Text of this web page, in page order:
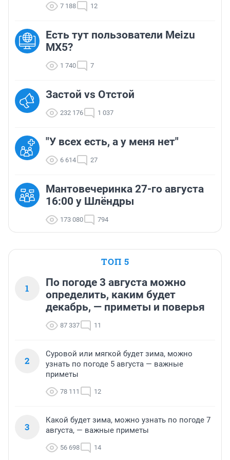
7 188 12
Есть тут пользователи Meizu
MX5?
1 740 7
Застой vs Отстой
232 176 1 037
"У всех есть, а у меня нет"
6 614 27
Мантовечеринка 27-го августа
16:00 у Шлёндры
173 080 794
ТОП 5
1
По погоде 3 августа можно
определить, каким будет
декабрь, — приметы и поверья
87 337 11
2
Суровой или мягкой будет зима, можно
узнать по погоде 5 августа — важные
приметы
78 111 12
3
Какой будет зима, можно узнать по погоде 7
августа, — важные приметы
56 698 14